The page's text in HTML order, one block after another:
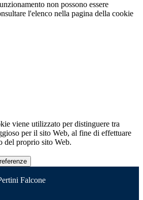
non possono essere
l'elenco nella pagina della cookie
viene utilizzato per distinguere tra
per il sito Web, al fine di effettuare
del proprio sito Web.
Falcone